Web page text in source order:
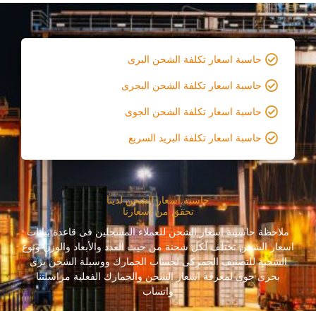
حاسبة اسعار تكلفة الشحن البرى
حاسبة اسعار تكلفة الشحن البحرى
حاسبة اسعار تكلفة الشحن الجوى
حاسبة اسعار تكلفة البريد السريع
حاسبة اسعار الشحن لدينا
تحقق من أسعارنا
ملاحظة حاسبىة اسعار الشحن للعملاء المسجلين فى قاعدة بيانات
اسعار الشحن تختلف لكل شحنة من حيث العدد والأبعاد والوزن ونوع
الشحنة للتصنيف الجمركى لحساب الجمارك ووسيلة الشحن برى
بحرى جوى لمعرفة اسعار الشحن والجمارك الفعلية مراسلتنا
واتساب